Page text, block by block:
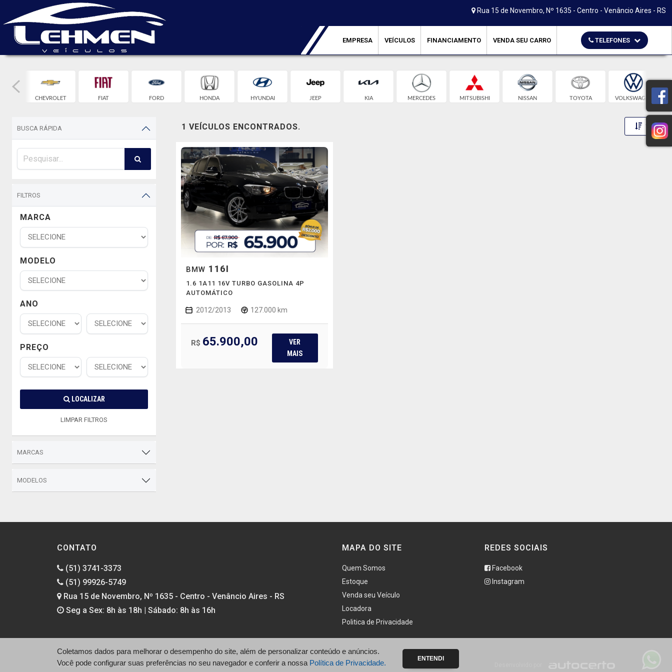
Rua 15 de Novembro, Nº 1635 - Centro - Venâncio Aires - RS
EMPRESA VEÍCULOS FINANCIAMENTO VENDA SEU CARRO TELEFONES
CHEVROLET FIAT FORD HONDA HYUNDAI JEEP KIA MERCEDES MITSUBISHI NISSAN TOYOTA VOLKSWAGEN
BUSCA RÁPIDA
FILTROS
MARCA
MODELO
ANO
PREÇO
LOCALIZAR
LIMPAR FILTROS
MARCAS
MODELOS
1 VEÍCULOS ENCONTRADOS. Toggle
BMW 116I
1.6 1A11 16V TURBO GASOLINA 4P
AUTOMÁTICO
2012/2013 127.000 km
R$ 65.900,00
VER
MAIS
CONTATO
(51) 3741-3373
(51) 99926-5749
Rua 15 de Novembro, Nº 1635 - Centro - Venâncio Aires - RS
Seg a Sex: 8h às 18h | Sábado: 8h às 16h
MAPA DO SITE
Quem Somos
Estoque
Venda seu Veículo
Locadora
Politica de Privacidade
REDES SOCIAIS
Facebook
Instagram
© Lehmen Veículos - http://lehmenveiculos.com.br/
Coletamos dados para melhorar o desempenho do site, além de personalizar conteúdo e anúncios.
Você pode configurar suas preferências no seu navegador e conferir a nossa Política de Privacidade. ENTENDI